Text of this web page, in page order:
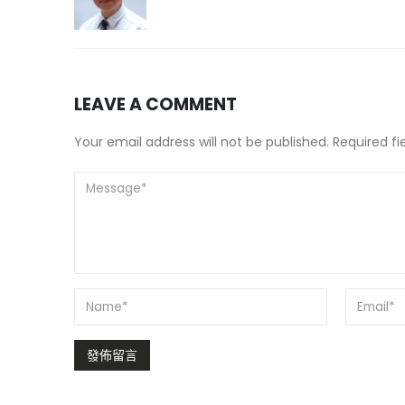
LEAVE A COMMENT
Your email address will not be published. Required